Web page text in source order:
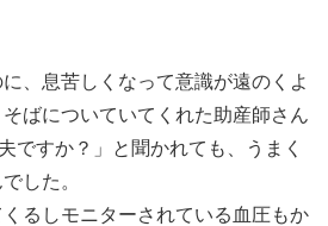
、息苦しくなって意識が遠のくよ
ばについていてくれた助産師さん
ですか？」と聞かれても、うまく
した。
るしモニターされている血圧もか